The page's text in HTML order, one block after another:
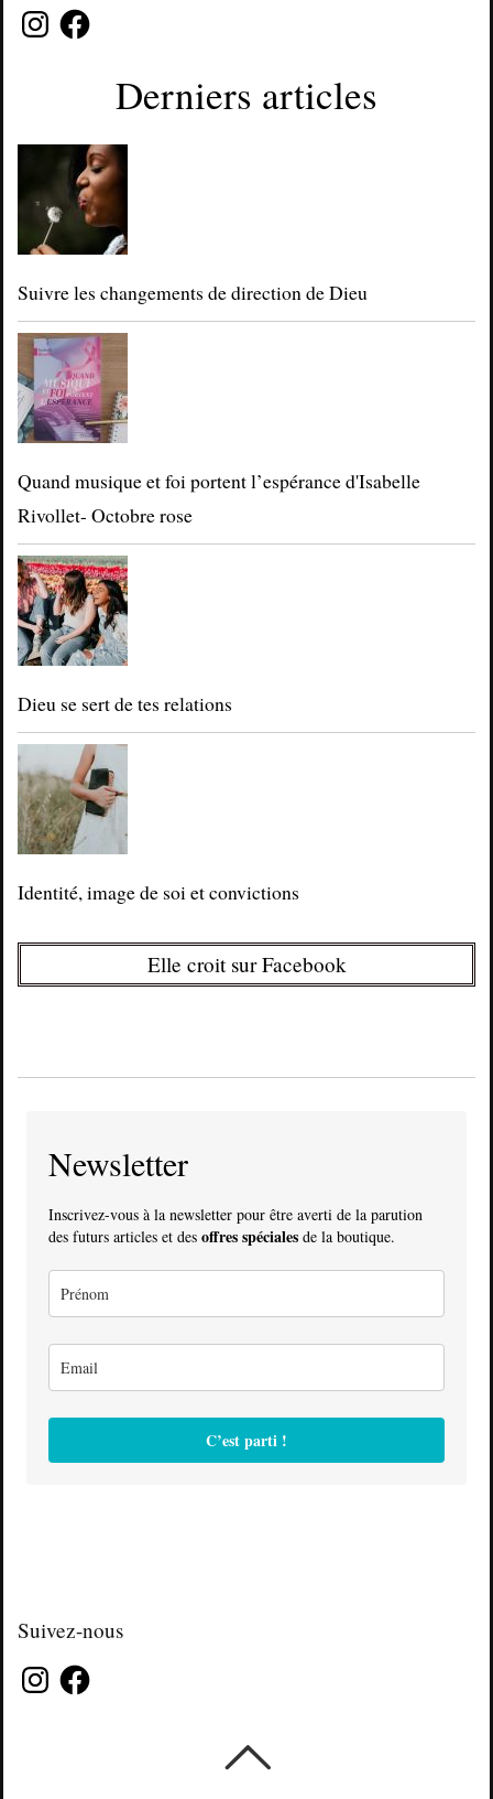
InstagramFacebook
Derniers articles
Suivre les changements de direction de Dieu
Quand musique et foi portent l’espérance d'Isabelle
Rivollet- Octobre rose
Dieu se sert de tes relations
Identité, image de soi et convictions
Elle croit sur Facebook
Newsletter
Inscrivez-vous à la newsletter pour être averti de la parution
des futurs articles et des offres spéciales de la boutique.
C’est parti !
Suivez-nous
InstagramFacebook